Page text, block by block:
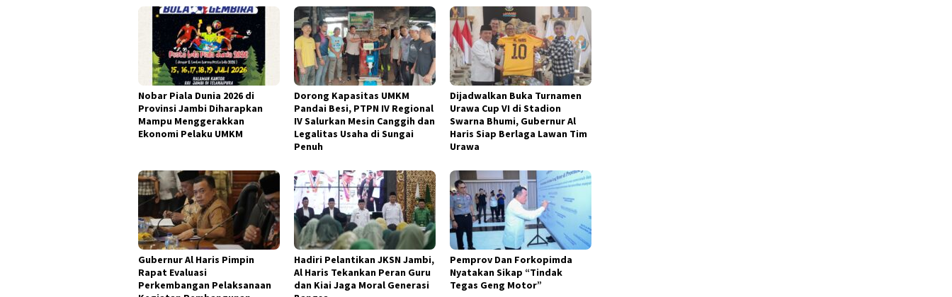
Nobar Piala Dunia 2026 di
Provinsi Jambi Diharapkan
Mampu Menggerakkan
Ekonomi Pelaku UMKM
Dorong Kapasitas UMKM
Pandai Besi, PTPN IV Regional
IV Salurkan Mesin Canggih dan
Legalitas Usaha di Sungai
Penuh
Dijadwalkan Buka Turnamen
Urawa Cup VI di Stadion
Swarna Bhumi, Gubernur Al
Haris Siap Berlaga Lawan Tim
Urawa
Gubernur Al Haris Pimpin
Rapat Evaluasi
Perkembangan Pelaksanaan
Hadiri Pelantikan JKSN Jambi,
Al Haris Tekankan Peran Guru
dan Kiai Jaga Moral Generasi
Pemprov Dan Forkopimda
Nyatakan Sikap “Tindak
Tegas Geng Motor”